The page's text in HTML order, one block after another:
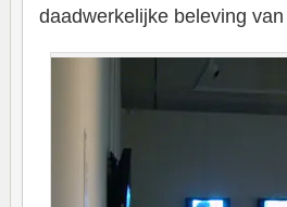
daadwerkelijke beleving